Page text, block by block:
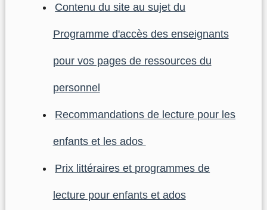
Contenu du site au sujet du
Programme d'accès des enseignants
pour vos pages de ressources du
personnel
Recommandations de lecture pour les
enfants et les ados
Prix littéraires et programmes de
lecture pour enfants et ados